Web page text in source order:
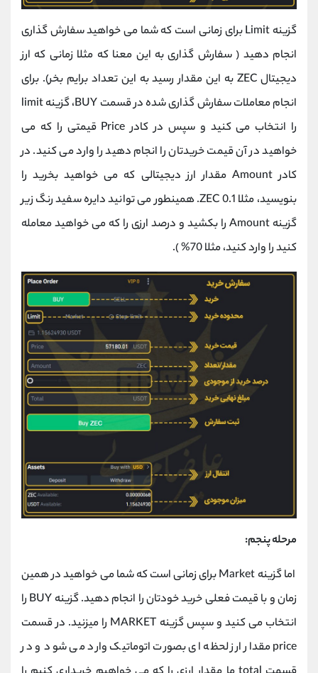
گزینه Limit برای زمانی است که شما می خواهید سفارش گذاری
انجام دهید ( سفارش گذاری به این معنا که مثلا زمانی که ارز
دیجیتال ZEC به این مقدار رسید به این تعداد برایم بخر). برای
انجام معاملات سفارش گذاری شده در قسمت BUY، گزینه limit
را انتخاب می کنید و سپس در کادر Price قیمتی را که می
خواهید در آن قیمت خریدتان را انجام دهید را وارد می کنید. در
کادر Amount مقدار ارز دیجیتالی که می خواهید بخرید را
بنویسید، مثلا 0.1 ZEC. همینطور می توانید دایره سفید رنگ زیر
گزینه Amount را بکشید و درصد ارزی را که می خواهید معامله
کنید را وارد کنید، مثلا 70% ).
مرحله پنجم:
اما گزینه Market برای زمانی است که شما می خواهید در همین
زمان و با قیمت فعلی خرید خودتان را انجام دهید. گزینه BUY را
انتخاب می کنید و سپس گزینه MARKET را میزنید. در قسمت
price مقدار ارز لحظه ای بصورت اتوماتیک وارد می شود و در